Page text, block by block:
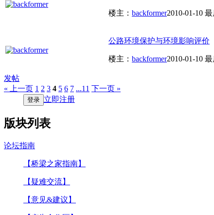
楼主： backformer2010-01-10 最
公路环境保护与环境影响评价
楼主： backformer2010-01-10 最
发帖
« 上一页 1 2 3 4 5 6 7 ...11 下一页 »
登录 立即注册
版块列表
论坛指南
【桥梁之家指南】
【疑难交流】
【意见&建议】